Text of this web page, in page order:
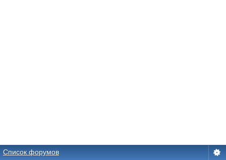
Список форумов